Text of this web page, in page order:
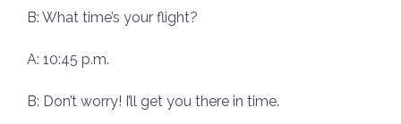
B: What time’s your flight?
A: 10:45 p.m.
B: Don’t worry! I’ll get you there in time.